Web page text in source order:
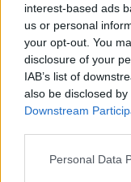
interest-based ads
us or personal
your opt-out. You
disclosure of your
IAB’s list of
also be disclosed
Downstream
Personal Data
Prečo si
Rustikálny vešiak
Parametre
SKU: